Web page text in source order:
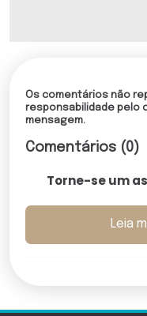
Os comentários não
responsabilidade pelo
mensagem.
Comentários (0)
Torne-se um
Leia